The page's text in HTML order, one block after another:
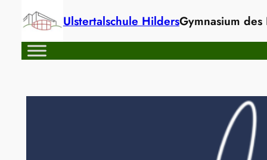
Inhalt
springen
Ulstertalschule HildersGymnasium